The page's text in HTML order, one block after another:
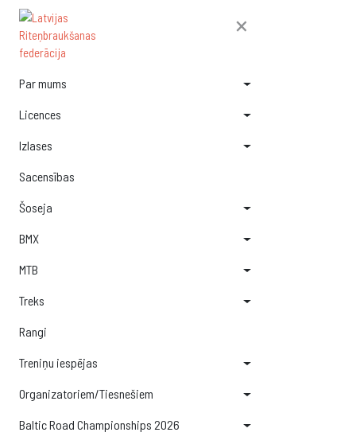
×
Par mums
Licences
Izlases
Sacensības
Šoseja
BMX
MTB
Treks
Rangi
Treniņu iespējas
Organizatoriem/Tiesnešiem
Baltic Road Championships 2026